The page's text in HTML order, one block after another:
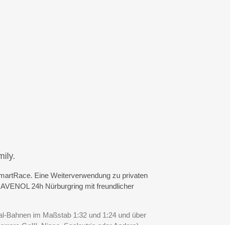
Eine Weiterverwendung zu privaten
24h Nürburgring mit freundlicher
Bahnen im Maßstab 1:32 und 1:24 und über